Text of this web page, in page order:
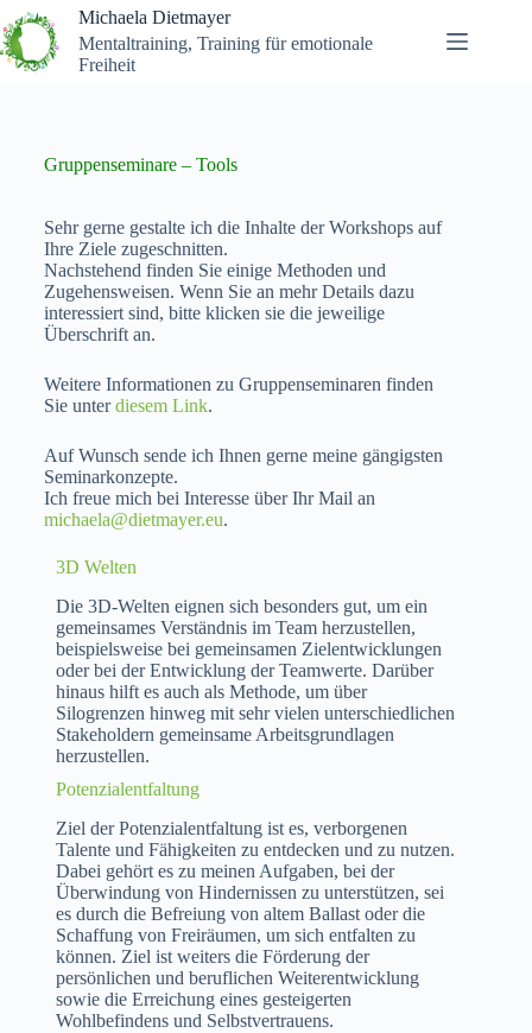
Michaela Dietmayer
Mentaltraining, Training für emotionale
Freiheit
Gruppenseminare – Tools
Sehr gerne gestalte ich die Inhalte der Workshops auf
Ihre Ziele zugeschnitten.
Nachstehend finden Sie einige Methoden und
Zugehensweisen. Wenn Sie an mehr Details dazu
interessiert sind, bitte klicken sie die jeweilige
Überschrift an.
Weitere Informationen zu Gruppenseminaren finden
Sie unterdiesem Link.
Auf Wunsch sende ich Ihnen gerne meine gängigsten
Seminarkonzepte.
Ich freue mich bei Interesse über Ihr Mail an
michaela@dietmayer.eu.
3D Welten
Die 3D-Welten eignen sich besonders gut, um ein
gemeinsames Verständnis im Team herzustellen,
beispielsweise bei gemeinsamen Zielentwicklungen
oder bei der Entwicklung der Teamwerte. Darüber
hinaus hilft es auch als Methode, um über
Silogrenzen hinweg mit sehr vielen unterschiedlichen
Stakeholdern gemeinsame Arbeitsgrundlagen
herzustellen.
Potenzialentfaltung
Ziel der Potenzialentfaltung ist es, verborgenen
Talente und Fähigkeiten zu entdecken und zu nutzen.
Dabei gehört es zu meinen Aufgaben, bei der
Überwindung von Hindernissen zu unterstützen, sei
es durch die Befreiung von altem Ballast oder die
Schaffung von Freiräumen, um sich entfalten zu
können. Ziel ist weiters die Förderung der
persönlichen und beruflichen Weiterentwicklung
sowie die Erreichung eines gesteigerten
Wohlbefindens und Selbstvertrauens.